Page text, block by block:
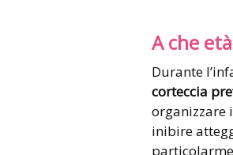
A che
Durante
corteccia
organizzare
inibire